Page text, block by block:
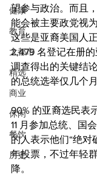
健康
教育
大都市
精选
商业
休闲
餐饮
历史
望参与政治。而且
能会被主要政党视
这些是亚裔美国人
2,479 名登记在册
调查得出的关键结
的总统选举仅几个月
90% 的亚裔选民表
11 月参加总统、国
的人表示他们“绝对
年投票，不过年轻
降。